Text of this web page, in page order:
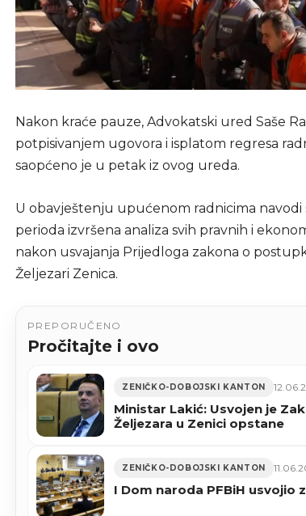
Nakon kraće pauze, Advokatski ured Saše
potpisivanjem ugovora i isplatom regresa
saopćeno je u petak iz ovog ureda.
U obavještenju upućenom radnicima
perioda izvršena analiza svih pravnih i
nakon usvajanja Prijedloga zakona o
Željezari Zenica.
PREPORUČENO
Pročitajte i ovo
ZENIČKO-DOBOJSKI KANTON
Ministar Lakić: Usvojen je
Željezara u Zenici opstane
ZENIČKO-DOBOJSKI KANTON
I Dom naroda PFBiH usvojio